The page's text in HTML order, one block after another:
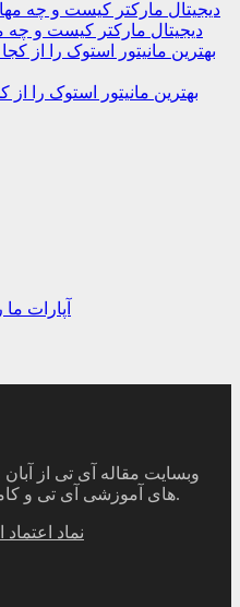
دیجیتال مارکتر کیست و چه
بهترین مانیتور استوک را
آپارات ما
های آموزشی آی تی و کامپیوتر شروع به فعالیت کرده است.